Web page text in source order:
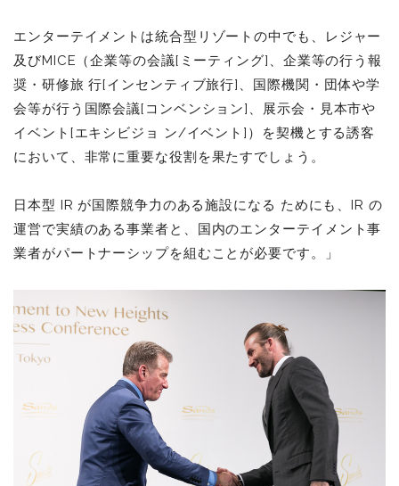
エンターテイメントは統合型リゾートの中でも、レジャー
及びMICE（企業等の会議[ミーティング]、企業等の⾏う報
奨・研修旅 ⾏[インセンティブ旅⾏]、国際機関・団体や学
会等が⾏う国際会議[コンベンション]、展⽰会・⾒本市や
イベント[エキシビジョ ン/イベント]）を契機とする誘客
において、⾮常に重要な役割を果たすでしょう。
⽇本型 IR が国際競争⼒のある施設になる ためにも、IR の
運営で実績のある事業者と、国内のエンターテイメント事
業者がパートナーシップを組むことが必要です。」